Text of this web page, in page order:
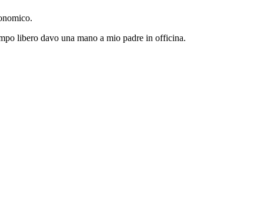
libero davo una mano a mio padre in officina.